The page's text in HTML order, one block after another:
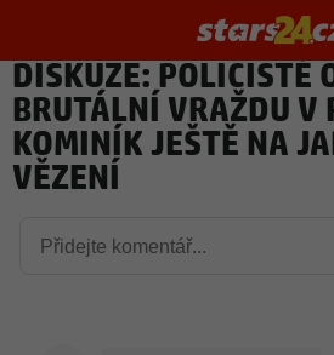
DISKUZE: POLICISTÉ
BRUTÁLNÍ VRAŽDU V
KOMINÍK JEŠTĚ NA
VĚZENÍ